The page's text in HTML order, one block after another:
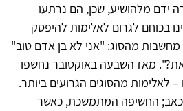
ידם מלהושיע, שכן, הם נרתעו
בכוחם לגרום לאלימות להיפסק
מהסוג: "אני לא בן אדם טוב"
מאז השבעה באוקטובר נחשפו
– לאלימות מהסוגים הגרועים ביותר.
החשיפה המתמשכת, כאשר